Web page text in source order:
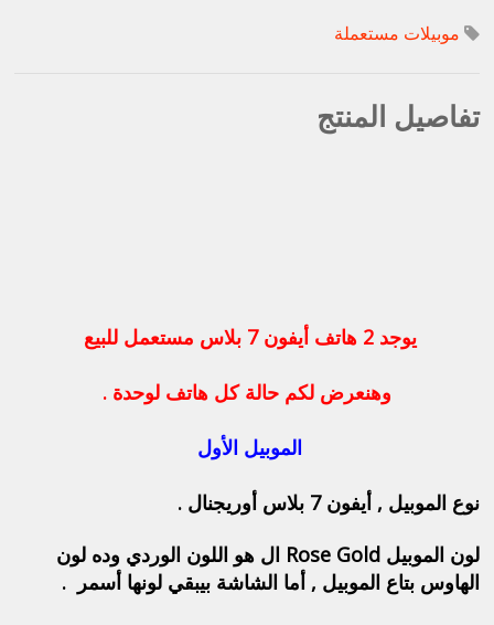
موبيلات مستعملة
تفاصيل المنتج
يوجد 2 هاتف أيفون 7 بلاس مستعمل للبيع
وهنعرض لكم حالة كل هاتف لوحدة .
الموبيل الأول
نوع الموبيل , أيفون 7 بلاس أوريجنال .
لون الموبيل Rose Gold ال هو اللون الوردي وده لون
الهاوس بتاع الموبيل , أما الشاشة بيبقي لونها أسمر .